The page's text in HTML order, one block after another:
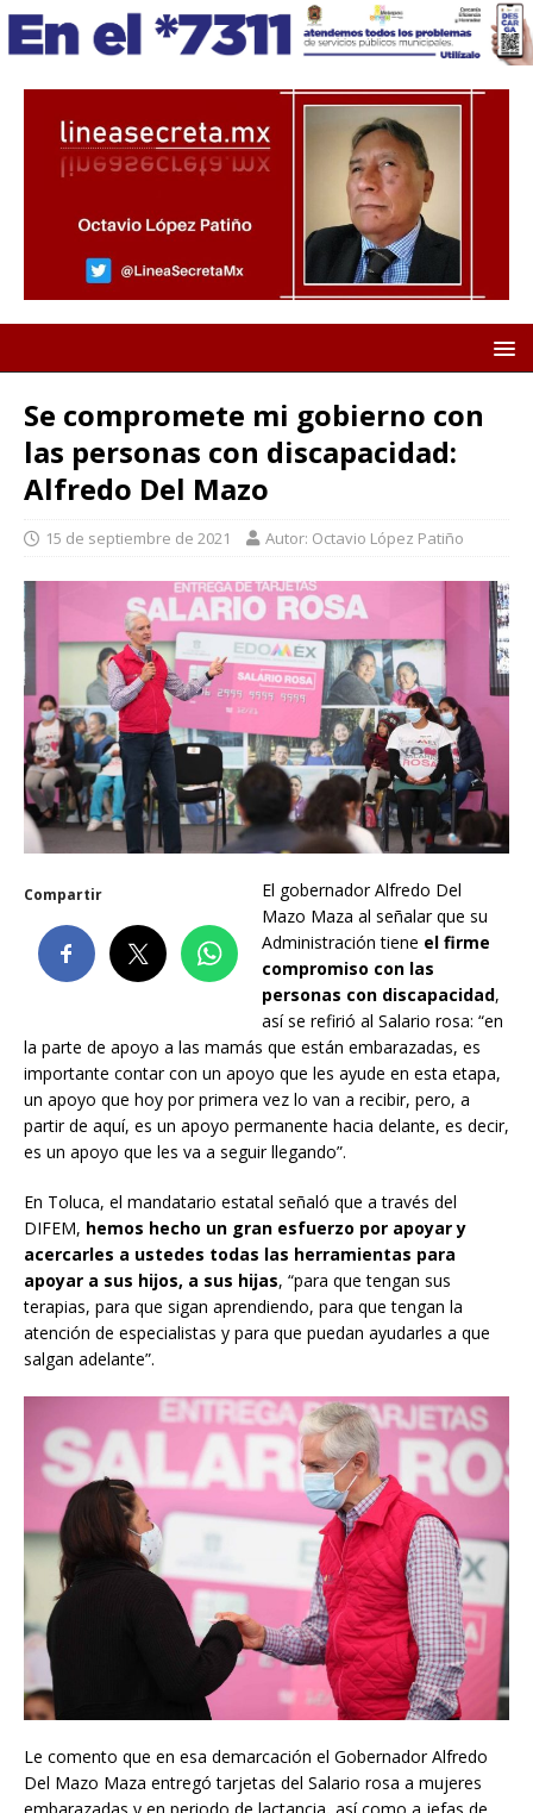
Se compromete mi gobierno con
las personas con discapacidad:
Alfredo Del Mazo
15 de septiembre de 2021 Autor: Octavio López Patiño
Compartir
El gobernador Alfredo Del
Mazo Maza al señalar que su
Administración tiene el firme
compromiso con las
personas con discapacidad,
así se refirió al Salario rosa: “en
la parte de apoyo a las mamás que están embarazadas, es
importante contar con un apoyo que les ayude en esta etapa,
un apoyo que hoy por primera vez lo van a recibir, pero, a
partir de aquí, es un apoyo permanente hacia delante, es decir,
es un apoyo que les va a seguir llegando”.
En Toluca, el mandatario estatal señaló que a través del
DIFEM, hemos hecho un gran esfuerzo por apoyar y
acercarles a ustedes todas las herramientas para
apoyar a sus hijos, a sus hijas, “para que tengan sus
terapias, para que sigan aprendiendo, para que tengan la
atención de especialistas y para que puedan ayudarles a que
salgan adelante”.
Le comento que en esa demarcación el Gobernador Alfredo
Del Mazo Maza entregó tarjetas del Salario rosa a mujeres